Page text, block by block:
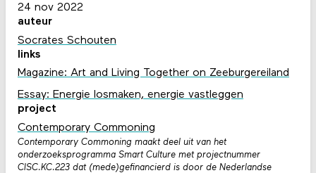
24 nov 2022
auteur
Socrates Schouten
links
Magazine: Art and Living Together on Zeeburgereiland
Essay: Energie losmaken, energie vastleggen
project
Contemporary Commoning
Contemporary Commoning maakt deel uit van het
onderzoeksprogramma Smart Culture met projectnummer
CISC.KC.223 dat (mede)gefinancierd is door de Nederlandse